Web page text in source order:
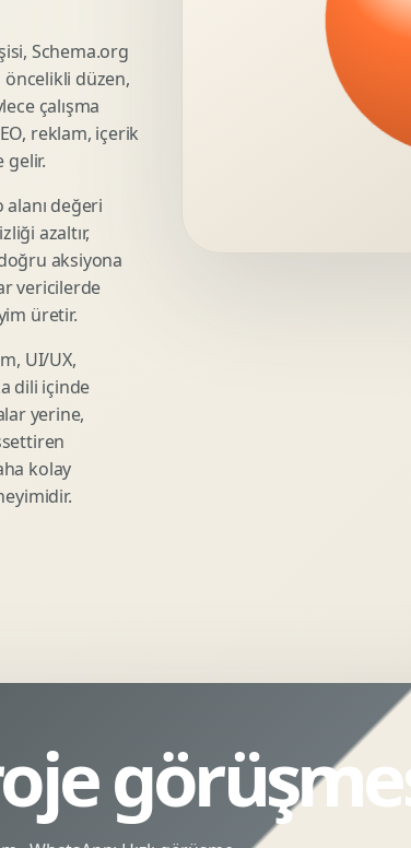
Mimarisi
Onerisi Tasarimi
Giris Stratejisi
Banner Tasarimi
Reklam Kreatifi
Reklam Tasarimi
Reklam Tasarimi
Reklam Gorseli
Banner Tasarimi
Schema.org
düzen,
çalışma
reklam, içerik
gelir.
değeri
azaltır,
aksiyona
vericilerde
üretir.
UI/UX,
dili içinde
yerine,
kolay